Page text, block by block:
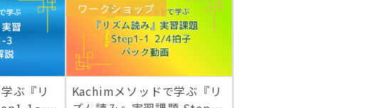
ぶ『リ
ワークショップ
Kachimメソッドで学ぶ『リ